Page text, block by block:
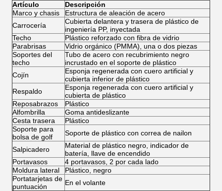
Artículo
Descripción
Marco y chasis
Estructura de aleación de acero
Carrocería
Cubierta delantera y trasera de plástico de
ingeniería PP, inyectada
Techo
Plástico reforzado con fibra de vidrio
Parabrisas
Vidrio orgánico (PMMA), una o dos piezas
Soportes del
techo
Tubo de acero con recubrimiento negro
incrustado en el soporte de plástico
Cojín
Esponja regenerada con cuero artificial y
cubierta inferior de plástico
Respaldo
Esponja regenerada con cuero artificial y
cubierta de plástico
Reposabrazos
Plástico
Alfombrilla
Goma antideslizante
Cesta trasera
Plástico
Soporte para
bolsa de golf
Soporte de plástico con correa de nailon
Salpicadero
Material de plástico negro, indicador de
batería, llave de encendido
Portavasos
4 portavasos, 2 por cada lado
Moldura lateral
Plástico, negro
Portatarjetas de
puntuación
En el volante